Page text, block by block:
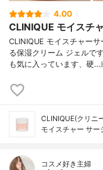
4.00
CLINIQUE モイスチ
CLINIQUE モイスチャー
る保湿クリーム ジェルで
も気に入っています、硬…
CLINIQUE(クリニ
モイスチャー サー
コスメ好き主婦